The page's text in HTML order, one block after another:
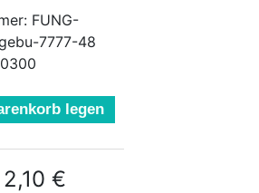
FUNG-
7777-48
legen
2,10 €